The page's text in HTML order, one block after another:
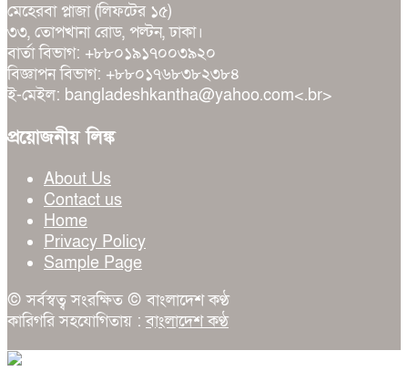
মেহেরবা প্লাজা (লিফটের ১৫)
৩৩, তোপখানা রোড, পল্টন, ঢাকা।
বার্তা বিভাগ: +৮৮০১৯১৭০০৩৯২০
বিজ্ঞাপন বিভাগ: +৮৮০১৭৬৮৩৮২৩৮৪
ই-মেইল: bangladeshkantha@yahoo.com<.br>
প্রয়োজনীয় লিঙ্ক
About Us
Contact us
Home
Privacy Policy
Sample Page
© সর্বস্বত্ব সংরক্ষিত © বাংলাদেশ কণ্ঠ
কারিগরি সহযোগিতায় :বাংলাদেশ কণ্ঠ